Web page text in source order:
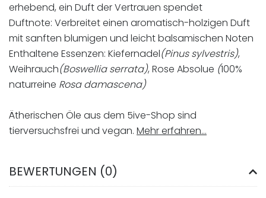
erhebend, ein Duft der Vertrauen spendet
Duftnote: Verbreitet einen aromatisch-holzigen Duft
mit sanften blumigen und leicht balsamischen Noten
Enthaltene Essenzen: Kiefernadel(Pinus sylvestris),
Weihrauch(Boswellia serrata), Rose Absolue (100%
naturreine Rosa damascena)
Ätherischen Öle aus dem 5ive-Shop sind
tierversuchsfrei und vegan. Mehr erfahren…
BEWERTUNGEN (0)